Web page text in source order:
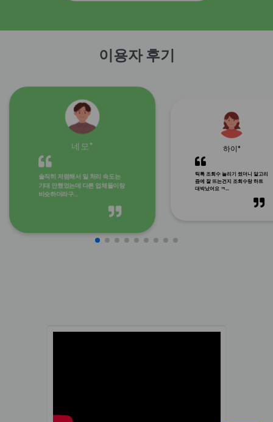
이용자 후기
네모*
솔직히 저렴해서 일 처리 속도는
기대 안했었는데 다른 업체들이랑
비슷하더라구...
하이*
틱톡 조회수 늘리기 썼더니 알고리
즘에 잘 뜨는건지 조회수랑 하트
대박났어요 ㅋ...